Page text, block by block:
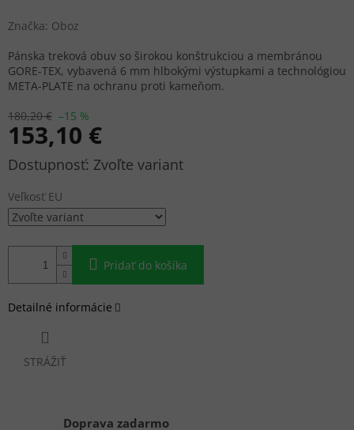
Značka: Oboz
180,20 € –15 %
153,10 €
Jednotková
Zvoľte variant
Veľkosť EU
Pridať do košíka
Pánska treková obuv so širokou konštrukciou a membránou
GORE-TEX, vybavená 6 mm hlbokými výstupkami a technológiou
META-PLATE na ochranu proti kameňom.
Detailné informácie
STRÁŽIŤ
Doprava zadarmo